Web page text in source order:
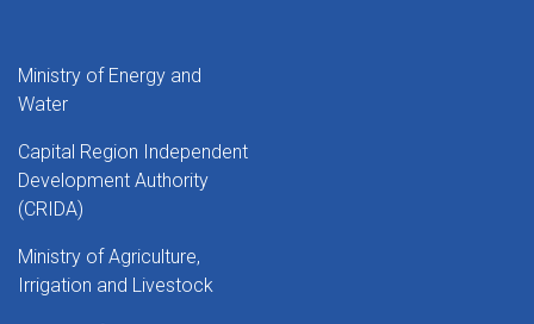
Ministry of Energy and
Water
Capital Region Independent
Development Authority
(CRIDA)
Ministry of Agriculture,
Irrigation and Livestock